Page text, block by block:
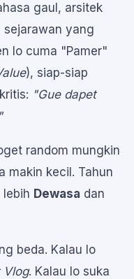
gaul, arsitek
yang
lo cuma "Pamer"
), siap-siap
"Gue dapet
random mungkin
makin kecil. Tahun
Dewasa dan
beda. Kalau lo
Vlog. Kalau lo suka